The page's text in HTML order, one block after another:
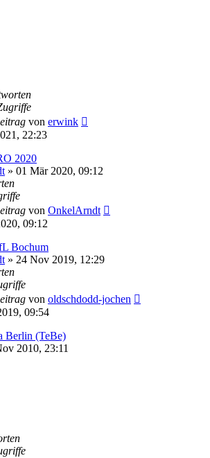
von erwink
22:23
2020
» 01 Mär 2020, 09:12
von OnkelArndt
09:12
Bochum
» 24 Nov 2019, 12:29
von oldschdodd-jochen
09:54
Berlin (TeBe)
2010, 23:11